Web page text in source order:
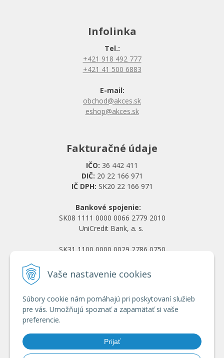
Vaše nastavenie cookies
Súbory cookie nám pomáhajú pri poskytovaní služieb
pre vás. Umožňujú spoznať a zapamätať si vaše
preferencie.
Prijať
Infolinka
Tel.:
+421 918 492 777
+421 41 500 6883
E-mail:
obchod@akces.sk
eshop@akces.sk
Fakturačné údaje
IČO: 36 442 411
DIČ: 20 22 166 971
IČ DPH: SK20 22 166 971
Bankové spojenie:
SK08 1111 0000 0066 2779 2010
UniCredit Bank, a. s.
SK31 1100 0000 0029 2786 0750
Obchodné podmienky
Ochrana osobných údajov
Doprava a platba
Registrácia veľkoobchod